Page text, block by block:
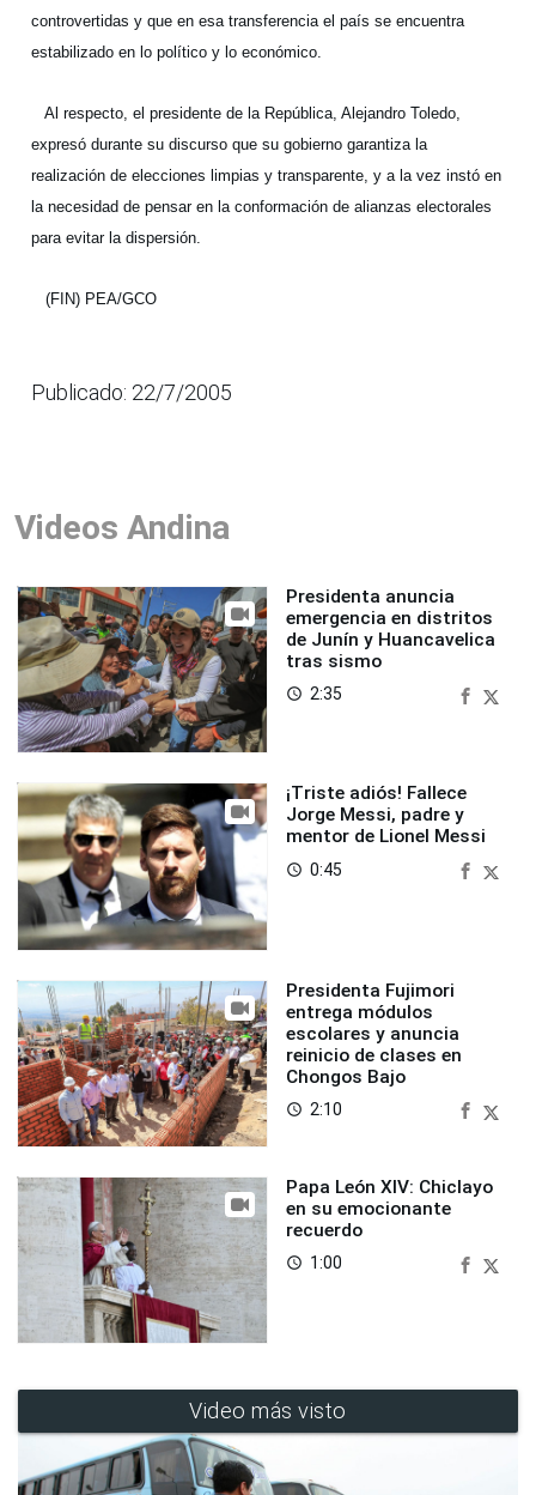
controvertidas y que en esa transferencia el país se encuentra
estabilizado en lo político y lo económico.
Al respecto, el presidente de la República, Alejandro Toledo,
expresó durante su discurso que su gobierno garantiza la
realización de elecciones limpias y transparente, y a la vez instó en
la necesidad de pensar en la conformación de alianzas electorales
para evitar la dispersión.
(FIN) PEA/GCO
Publicado: 22/7/2005
Videos Andina
Presidenta anuncia
emergencia en distritos
de Junín y Huancavelica
tras sismo
access_time 2:35
¡Triste adiós! Fallece
Jorge Messi, padre y
mentor de Lionel Messi
access_time 0:45
Presidenta Fujimori
entrega módulos
escolares y anuncia
reinicio de clases en
Chongos Bajo
access_time 2:10
Papa León XIV: Chiclayo
en su emocionante
recuerdo
access_time 1:00
Video más visto